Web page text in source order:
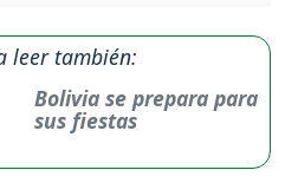
leer también:
Bolivia se prepara para
sus fiestas